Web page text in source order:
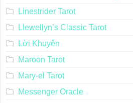
Linestrider Tarot
Llewellyn’s Classic Tarot
Lời Khuyên
Maroon Tarot
Mary-el Tarot
Messenger Oracle